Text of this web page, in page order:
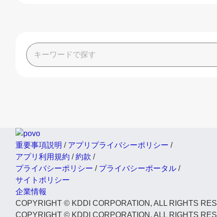
重要事項説明 / アプリプライバシーポリシー /
アプリ利用規約 /約款 /
プライバシーポリシー / プライバシーポータル /
サイトポリシー
企業情報
COPYRIGHT © KDDI CORPORATION, ALL RIGHTS
COPYRIGHT © KDDI CORPORATION, ALL RIGHTS